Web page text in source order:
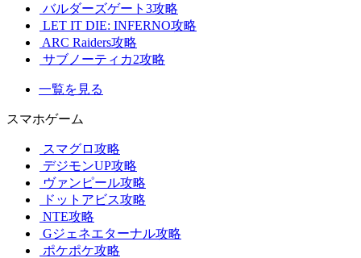
バルダーズゲート3攻略
LET IT DIE: INFERNO攻略
ARC Raiders攻略
サブノーティカ2攻略
一覧を見る
スマホゲーム
スマグロ攻略
デジモンUP攻略
ヴァンピール攻略
ドットアビス攻略
NTE攻略
Gジェネエターナル攻略
ポケポケ攻略